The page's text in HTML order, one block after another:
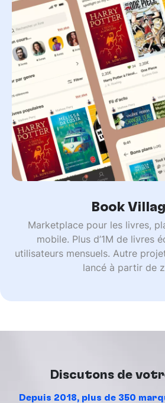
Book
Marketplace pour les livres,
mobile. Plus d’1M de livres
utilisateurs mensuels. Autre
lancé à partir de
Discutons de
Depuis 2018, plus de 350